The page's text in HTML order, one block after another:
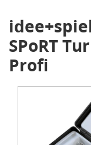
SPoRT
Profi